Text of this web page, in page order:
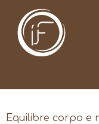
Equilibre corpo e